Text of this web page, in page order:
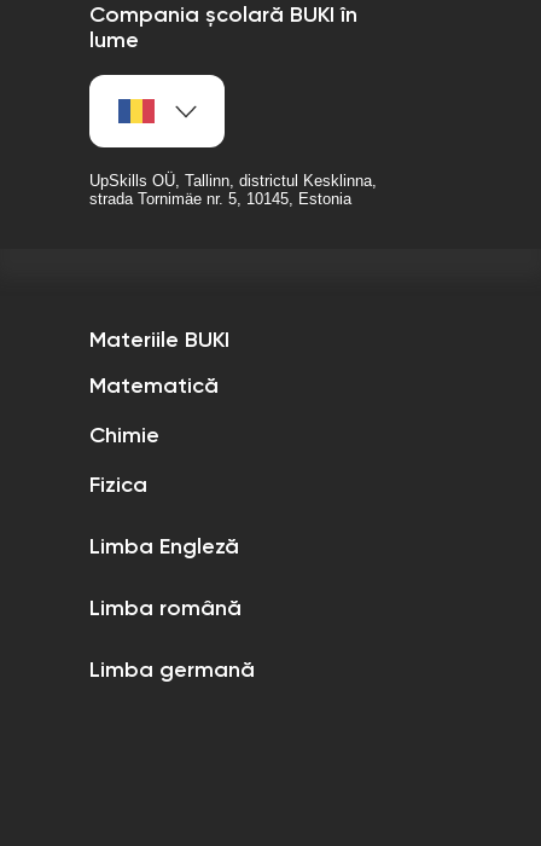
Compania școlară BUKI în
lume
UpSkills OÜ, Tallinn, districtul Kesklinna,
strada Tornimäe nr. 5, 10145, Estonia
Materiile BUKI
Matematică
Chimie
Fizica
Limba Engleză
Limba română
Limba germană